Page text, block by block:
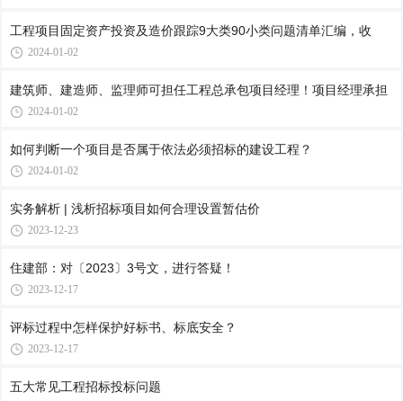
工程项目固定资产投资及造价跟踪9大类90小类问题清单汇编，收
2024-01-02
建筑师、建造师、监理师可担任工程总承包项目经理！项目经理承担
2024-01-02
如何判断一个项目是否属于依法必须招标的建设工程？
2024-01-02
实务解析 | 浅析招标项目如何合理设置暂估价
2023-12-23
住建部：对〔2023〕3号文，进行答疑！
2023-12-17
评标过程中怎样保护好标书、标底安全？
2023-12-17
五大常见工程招标投标问题